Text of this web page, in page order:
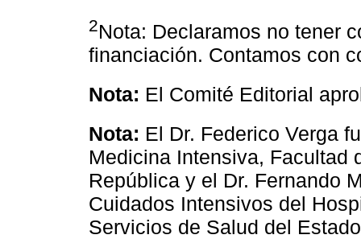
2Nota: Declaramos no tener
financiación. Contamos con
Nota: El Comité Editorial
Nota: El Dr. Federico Verga
Medicina Intensiva, Facultad
República y el Dr. Fernando
Cuidados Intensivos del
Servicios de Salud del